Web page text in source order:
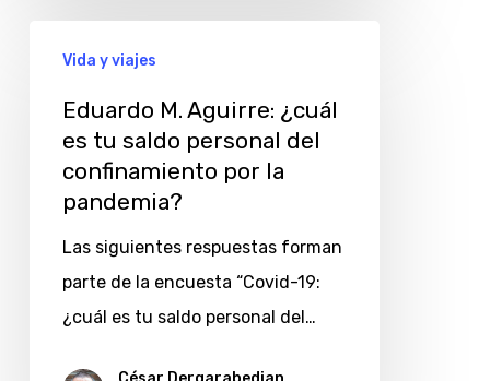
Aguirre:
¿cuál
saldo
personal
Vida y viajes
Eduardo M. Aguirre: ¿cuál
es tu saldo personal del
confinamiento por la
pandemia?
Las siguientes respuestas forman
parte de la encuesta “Covid-19:
¿cuál es tu saldo personal del…